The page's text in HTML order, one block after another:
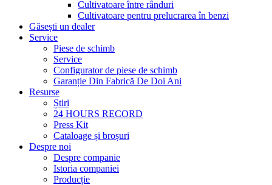
Cultivatoare între rânduri
Cultivatoare pentru prelucrarea în benzi
Găsești un dealer
Service
Piese de schimb
Service
Configurator de piese de schimb
Garanție Din Fabrică De Doi Ani
Resurse
Știri
24 HOURS RECORD
Press Kit
Cataloage și broșuri
Despre noi
Despre companie
Istoria companiei
Producție